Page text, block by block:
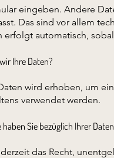
eingeben. Andere
Das sind vor allem
erfolgt automatisch,
Ihre Daten?
wird erhoben, um
verwendet werden.
haben Sie bezüglich Ihrer
das Recht,